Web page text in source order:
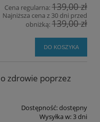
Cena regularna:139,00 zł
Najniższa cena z 30 dni przed
obniżką:139,00 zł
DO KOSZYKA
zdrowie poprzez
Dostępność:dostępny
Wysyłka w:3 dni